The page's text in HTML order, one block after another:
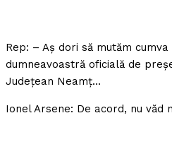
Rep: – Aş dori să mutăm
dumneavoastră oficială de
Judeţean Neamţ…
Ionel Arsene: De acord, nu văd